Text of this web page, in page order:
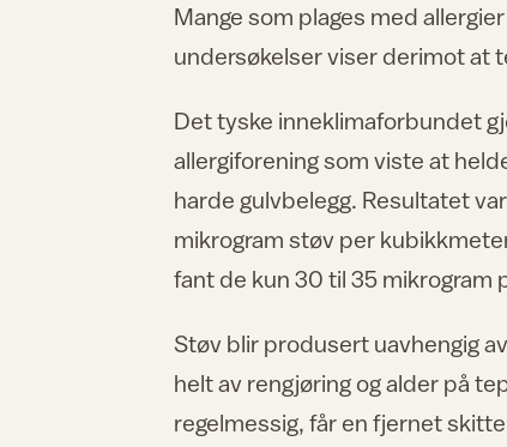
Mange som plages med
undersøkelser viser derimot at
Det tyske inneklimaforbundet
allergiforening som viste at
harde gulvbelegg. Resultatet
mikrogram støv per
fant de kun 30 til 35 mikrogram
Støv blir produsert uavhengig
helt av rengjøring og alder på
regelmessig, får en fjernet